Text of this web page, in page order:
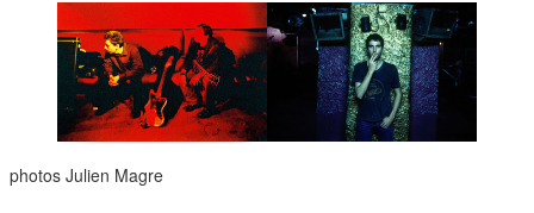
photos Julien Magre